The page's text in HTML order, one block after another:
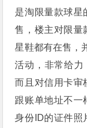
是淘限量款球星
售，楼主对限量
星鞋都有在售，
活动，非常给力
而且对信用卡审
跟账单地址不一
身份ID的证件照